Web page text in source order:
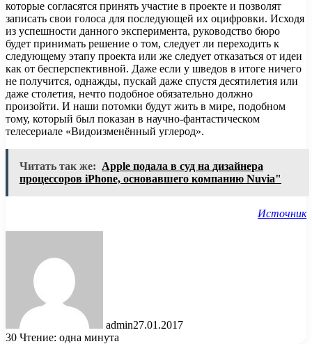
которые согласятся принять участие в проекте и позволят
записать свои голоса для последующей их оцифровки. Исходя
из успешности данного эксперимента, руководство бюро
будет принимать решение о том, следует ли переходить к
следующему этапу проекта или же следует отказаться от идеи
как от бесперспективной. Даже если у шведов в итоге ничего
не получится, однажды, пускай даже спустя десятилетия или
даже столетия, нечто подобное обязательно должно
произойти. И наши потомки будут жить в мире, подобном
тому, который был показан в научно-фантастическом
телесериале «Видоизменённый углерод».
Читать так же: Apple подала в суд на дизайнера
процессоров iPhone, основавшего компанию Nuvia"
Источник
admin27.01.2017
30 Чтение: одна минута